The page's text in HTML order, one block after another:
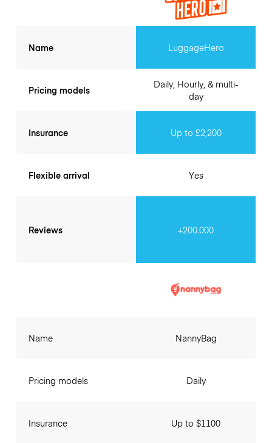
Name
Pricing models
Insurance
Flexible arrival
Reviews
LuggageHero
Daily, Hourly, & multi-
day
Up to £2,200
Yes
+200.000
Name
Pricing models
Insurance
NannyBag
Daily
Up to $1100